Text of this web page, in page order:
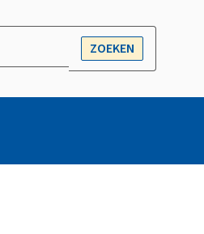
OPEN
ZOEKEN